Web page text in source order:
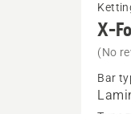
meer
details
over
X-
(No
Bar